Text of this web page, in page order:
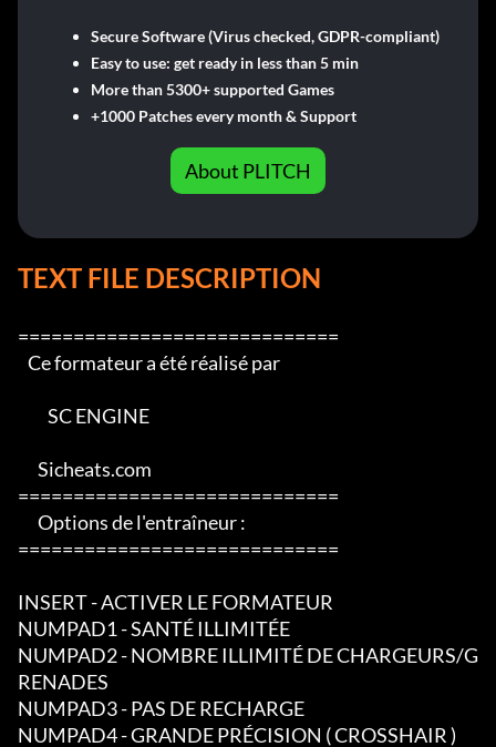
Secure Software (Virus checked, GDPR-compliant)
Easy to use: get ready in less than 5 min
More than 5300+ supported Games
+1000 Patches every month & Support
About PLITCH
TEXT FILE DESCRIPTION
=============================
=============================
=============================
INSERT - ACTIVER LE FORMATEUR
NUMPAD1 - SANTÉ ILLIMITÉE
NUMPAD2 - NOMBRE ILLIMITÉ DE CHARGEURS/G
RENADES
NUMPAD3 - PAS DE RECHARGE
NUMPAD4 - GRANDE PRÉCISION ( CROSSHAIR )